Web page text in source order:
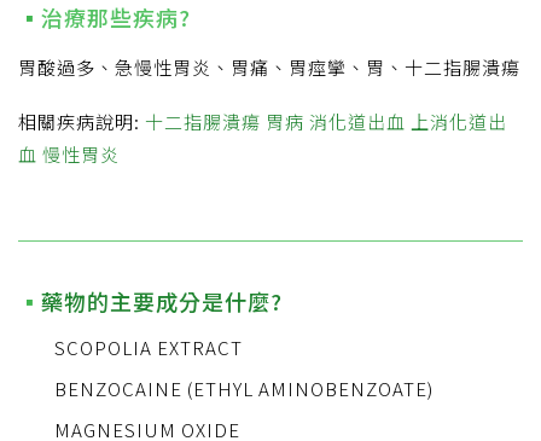
治療那些疾病?
胃酸過多、急慢性胃炎、胃痛、胃痙攣、胃、十二指腸潰瘍
相關疾病說明: 十二指腸潰瘍 胃病 消化道出血 上消化道出
血 慢性胃炎
藥物的主要成分是什麼?
SCOPOLIA EXTRACT
BENZOCAINE (ETHYL AMINOBENZOATE)
MAGNESIUM OXIDE